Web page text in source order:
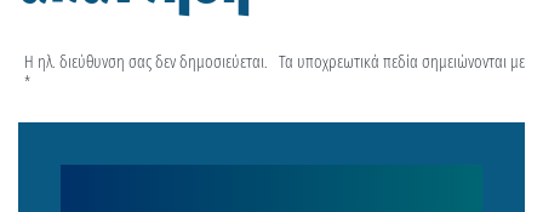
Η ηλ. διεύθυνση σας δεν δημοσιεύεται. Τα υποχρεωτικά πεδία σημειώνονται με
*